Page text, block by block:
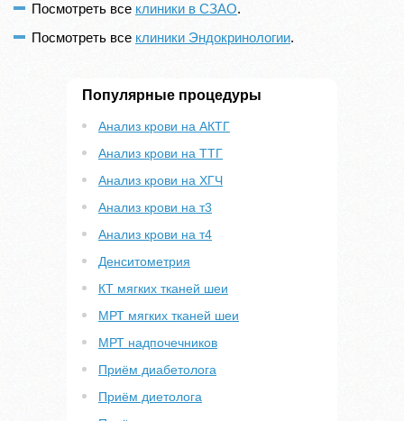
Посмотреть все клиники в СЗАО.
Посмотреть все клиники Эндокринологии.
Популярные процедуры
Анализ крови на АКТГ
Анализ крови на ТТГ
Анализ крови на ХГЧ
Анализ крови на т3
Анализ крови на т4
Денситометрия
КТ мягких тканей шеи
МРТ мягких тканей шеи
МРТ надпочечников
Приём диабетолога
Приём диетолога